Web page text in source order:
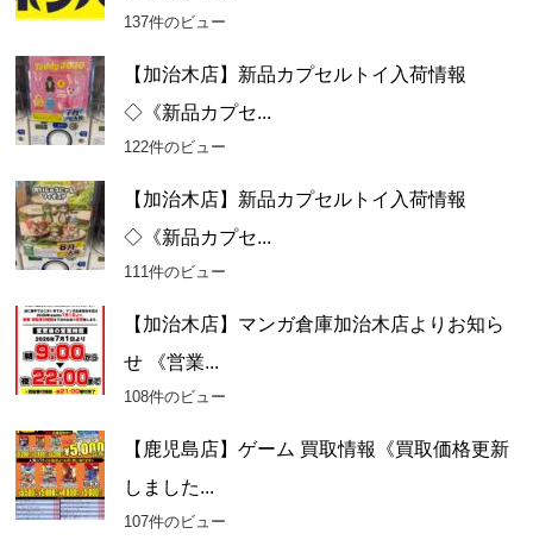
137件のビュー
【加治木店】新品カプセルトイ入荷情報
◇《新品カプセ...
122件のビュー
【加治木店】新品カプセルトイ入荷情報
◇《新品カプセ...
111件のビュー
【加治木店】マンガ倉庫加治木店よりお知ら
せ 《営業...
108件のビュー
【鹿児島店】ゲーム 買取情報《買取価格更新
しました...
107件のビュー